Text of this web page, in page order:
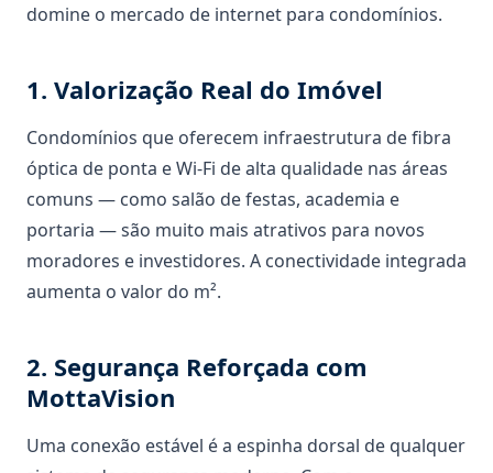
domine o mercado de internet para condomínios.
1. Valorização Real do Imóvel
Condomínios que oferecem infraestrutura de fibra
óptica de ponta e Wi-Fi de alta qualidade nas áreas
comuns — como salão de festas, academia e
portaria — são muito mais atrativos para novos
moradores e investidores. A conectividade integrada
aumenta o valor do m².
2. Segurança Reforçada com
MottaVision
Uma conexão estável é a espinha dorsal de qualquer